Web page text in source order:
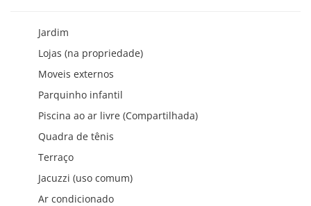
Jardim
Lojas (na propriedade)
Moveis externos
Parquinho infantil
Piscina ao ar livre (Compartilhada)
Quadra de tênis
Terraço
Jacuzzi (uso comum)
Ar condicionado